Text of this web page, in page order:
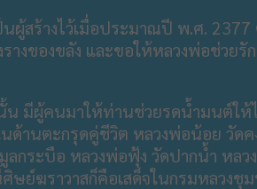
ผู้สร้างไว้เมื่อประมาณปี พ.ศ.
างของขลัง และขอให้หลวงพ่อช่ว
น มีผู้คนมาให้ท่านช่วยรดน้ำมนต์ให้
านตะกรุดคู่ชีวิต หลวงพ่อน้อย วัด
กระบือ หลวงพ่อฟุ้ง วัดปากน้ำ หล
ย์ฆราวาสก็คือเสด็จในกรมหลวงชุ